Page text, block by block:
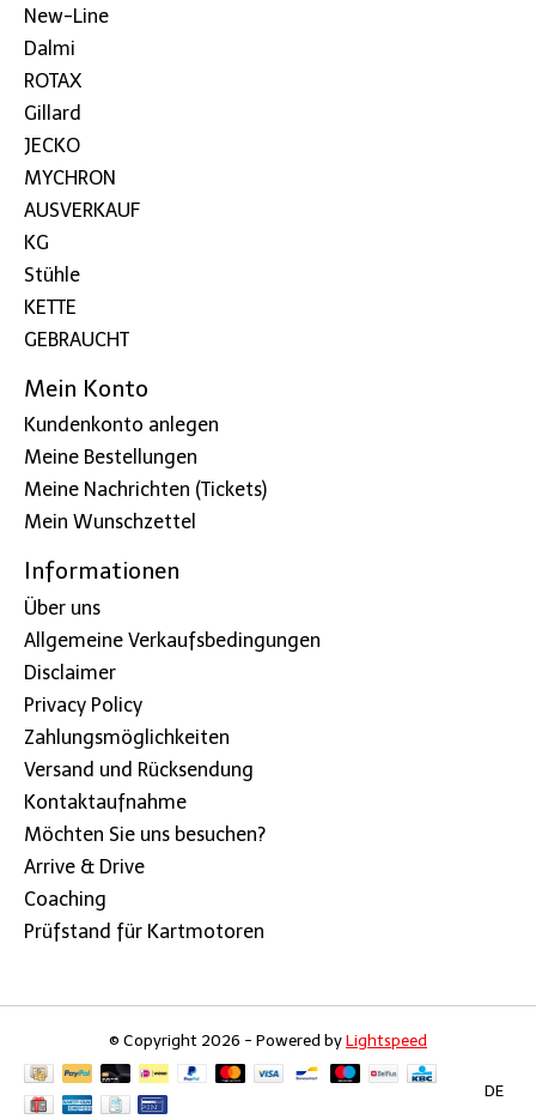
New-Line
Dalmi
ROTAX
Gillard
JECKO
MYCHRON
AUSVERKAUF
KG
Stühle
KETTE
GEBRAUCHT
Mein Konto
Kundenkonto anlegen
Meine Bestellungen
Meine Nachrichten (Tickets)
Mein Wunschzettel
Informationen
Über uns
Allgemeine Verkaufsbedingungen
Disclaimer
Privacy Policy
Zahlungsmöglichkeiten
Versand und Rücksendung
Kontaktaufnahme
Möchten Sie uns besuchen?
Arrive & Drive
Coaching
Prüfstand für Kartmotoren
© Copyright 2026 - Powered byLightspeed
DE